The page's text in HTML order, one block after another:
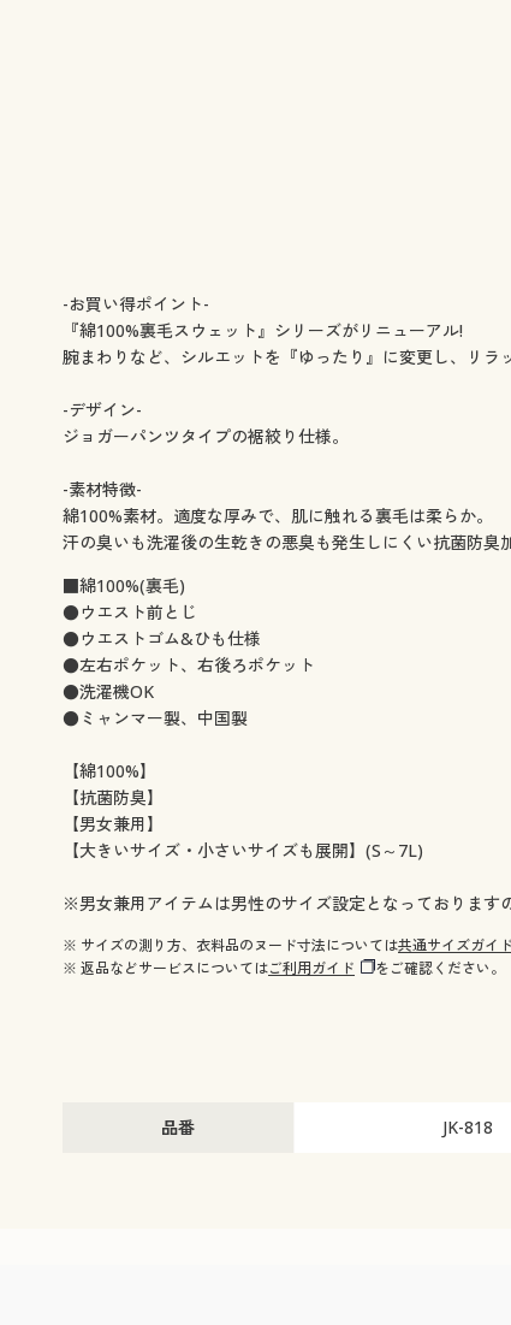
-お買い得ポイント-
『綿100%裏毛スウェット』シリーズがリニューアル!
腕まわりなど、シルエットを『ゆったり』に変更し、リラ
-デザイン-
ジョガーパンツタイプの裾絞り仕様。
-素材特徴-
綿100%素材。適度な厚みで、肌に触れる裏毛は柔らか。
汗の臭いも洗濯後の生乾きの悪臭も発生しにくい抗菌防臭
■綿100%(裏毛)
●ウエスト前とじ
●ウエストゴム&ひも仕様
●左右ポケット、右後ろポケット
●洗濯機OK
●ミャンマー製、中国製
【綿100%】
【抗菌防臭】
【男女兼用】
【大きいサイズ・小さいサイズも展開】(S～7L)
※男女兼用アイテムは男性のサイズ設定となっております
※ サイズの測り方、衣料品のヌード寸法については共通サイズガイド
※ 返品などサービスについてはご利用ガイド をご確認ください。
品番 JK-818